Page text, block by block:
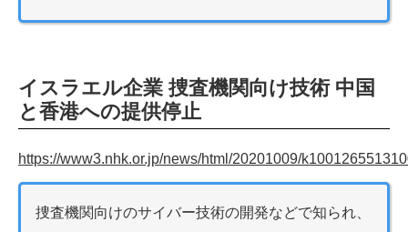
イスラエル企業 捜査機関向け技術 中国
と香港への提供停止
https://www3.nhk.or.jp/news/html/20201009/
捜査機関向けのサイバー技術の開発などで知られ、